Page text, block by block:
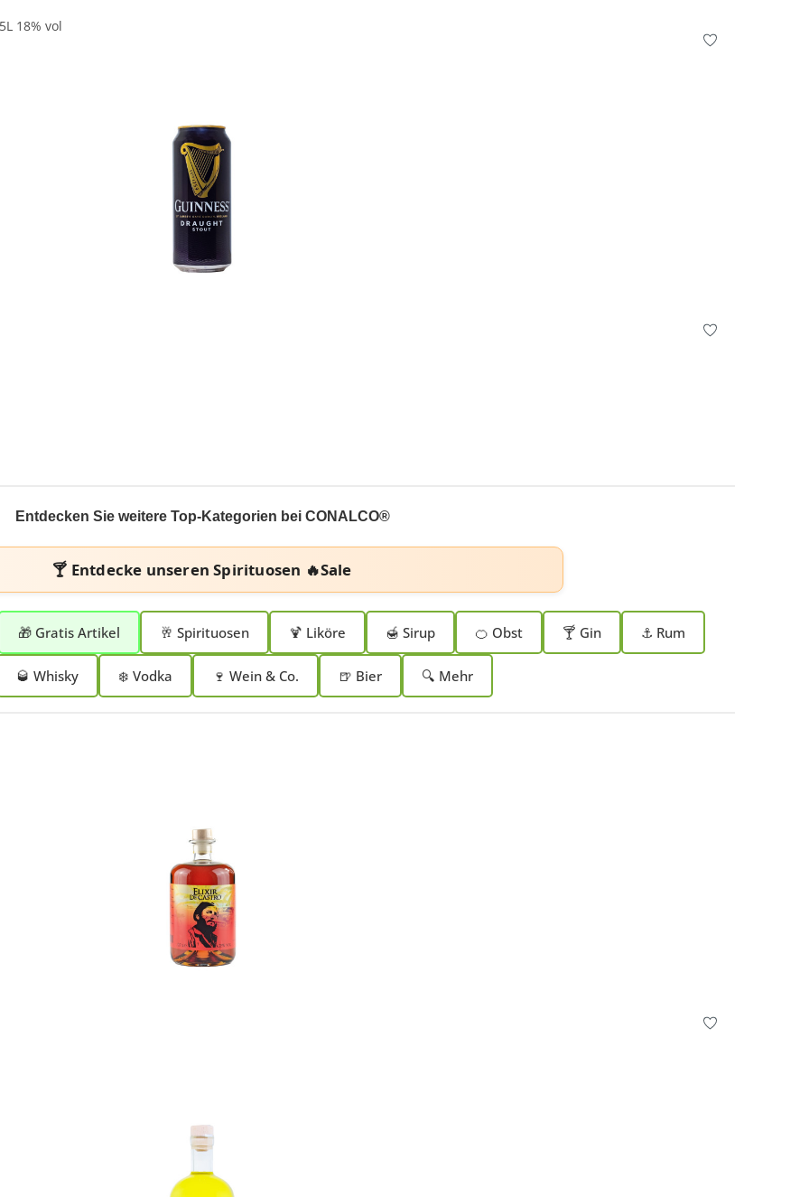
18% vol
In den Korb
Entdecken Sie weitere Top-Kategorien bei CONALCO®
🍸 Entdecke unserenSpirituosen 🔥Sale
🎁 Gratis Artikel 🥂 Spirituosen 🍹 Liköre 🍯 Sirup 🍊 Obst 🍸 Gin ⚓ Rum
🥃 Whisky ❄️ Vodka 🍷 Wein & Co. 🍺 Bier 🔍 Mehr
In den Korb